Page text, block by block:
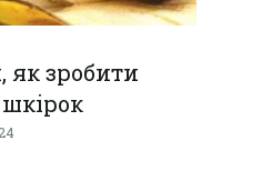
як зробити